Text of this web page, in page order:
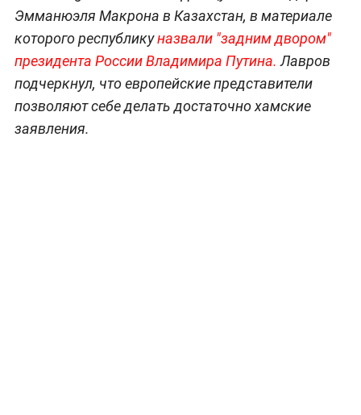
Эмманюэля Макрона в Казахстан, в материале
которого республикуназвали "задним двором"
президента России Владимира Путина.Лавров
подчеркнул, что европейские представители
позволяют себе делать достаточно хамские
заявления.